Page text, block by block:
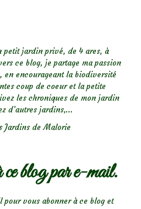
jardin privé, de 4 ares, à
ce blog, je partage ma passion
en encourageant la biodiversité
coup de coeur et la petite
les chroniques de mon jardin
d’autres jardins,...
Jardins de Malorie
blog par e-mail.
pour vous abonner à ce blog et